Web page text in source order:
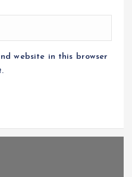
website in this browser